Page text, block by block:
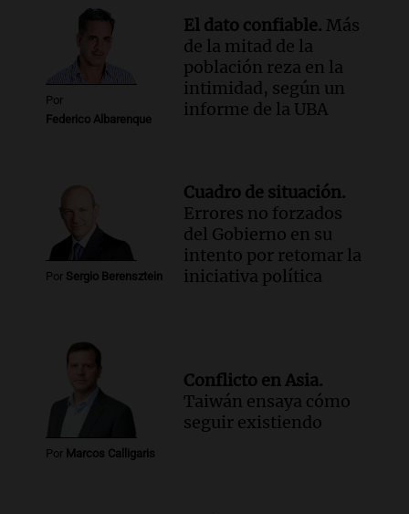
ordenó que ella le pague una renta por
vivir en la casa familiar
Desayuno de Juntos
Episodios
Audio.
Una mujer fallece tras vuelco de
vehículo en la Circunvalación Este-
Audio.
Una mujer muere tras un vuelco
en la Circunvalación Este-Oeste de
Salta
Panorama Federal
Córdoba pidiendo trabajo genuino y
mejoras en programas sociales
Panorama Federal
Episodios
La marcha de gremios y
organizaciones sociales por San
Por
Federico Albarenque
El dato confiable. Más
de la mitad de la
población reza en la
intimidad, según un
informe de la UBA
Por Sergio Berensztein
Cuadro de situación.
Errores no forzados
del Gobierno en su
intento por retomar la
iniciativa política
Por Marcos Calligaris
Conflicto en Asia.
Taiwán ensaya cómo
seguir existiendo